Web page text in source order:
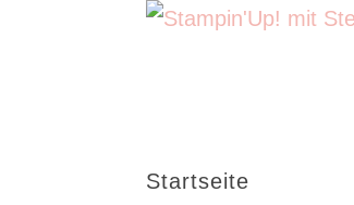
Startseite